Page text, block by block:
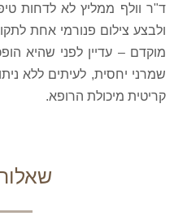
לא לדחות טיפולי שורש,
פנורמי אחת לתקופה.דלקת
לפני שהיא הופכת לאבצס
לעיתים ללא ניתוח כלל.
הרופא.
שאלות נפוצות